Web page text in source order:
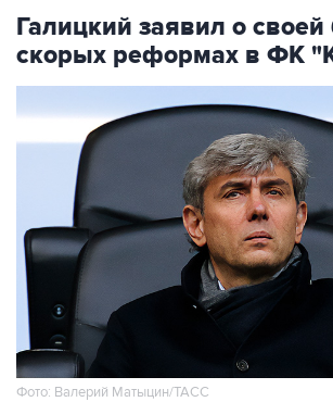
Галицкий заявил о своей
скорых реформах в ФК
Фото: Валерий Матыцин/ТАСС